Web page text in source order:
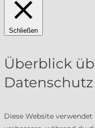
Schließen
Überblick
Datenschutz
Diese Website